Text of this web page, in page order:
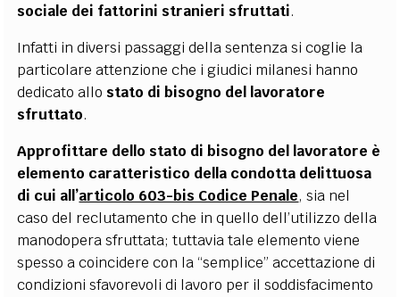
sociale dei fattorini stranieri sfruttati.
Infatti in diversi passaggi della sentenza si coglie la
particolare attenzione che i giudici milanesi hanno
dedicato allo stato di bisogno del lavoratore
sfruttato.
Approfittare dello stato di bisogno del lavoratore è
elemento caratteristico della condotta delittuosa
di cui all’articolo 603-bis Codice Penale, sia nel
caso del reclutamento che in quello dell’utilizzo della
manodopera sfruttata; tuttavia tale elemento viene
spesso a coincidere con la “semplice” accettazione di
condizioni sfavorevoli di lavoro per il soddisfacimento